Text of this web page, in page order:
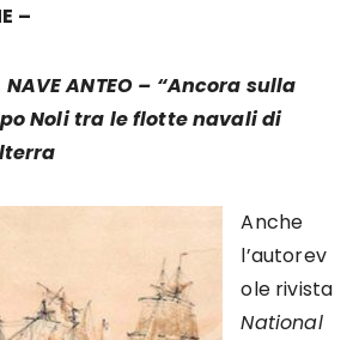
–
NAVE ANTEO – “Ancora sulla
Noli tra le flotte navali di
Anche
l’autorev
ole rivista
National